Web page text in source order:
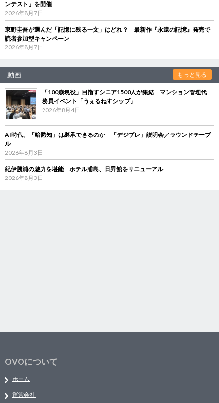
ンテスト」を開催
2026年8月7日
東野圭吾が選んだ「記憶に残る一文」はどれ？ 最新作『永遠の記憶』発売で
読者参加型キャンペーン
2026年8月7日
動画 もっと見る
「100歳現役」目指すシニア1500人が集結 マンション管理代
務員イベント「うぇるねすシップ」
2026年8月4日
AI時代、「暗黙知」は継承できるのか 「デジブレ」説明会／ラウンドテーブ
ル
2026年8月3日
紀伊勝浦の魅力を堪能 ホテル浦島、日昇館をリニューアル
2026年8月3日
OVOについて
ホーム
運営会社